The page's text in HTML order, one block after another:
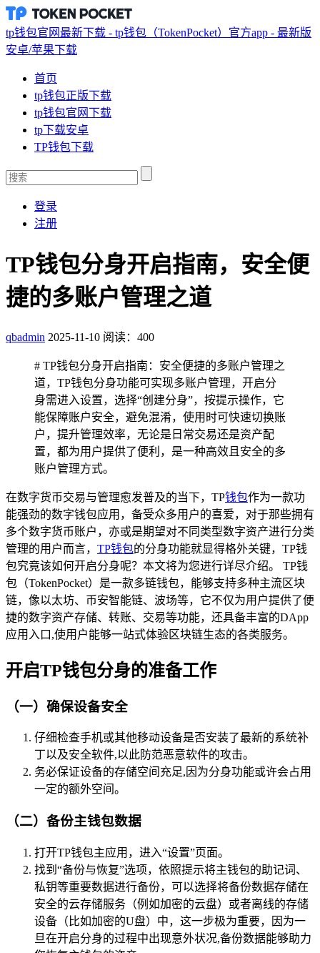
tp钱包官网最新下载 - tp钱包（TokenPocket）官方app - 最新版
安卓/苹果下载
首页
tp钱包正版下载
tp钱包官网下载
tp下载安卓
TP钱包下载
登录
注册
TP钱包分身开启指南，安全便
捷的多账户管理之道
qbadmin 2025-11-10 阅读：400
# TP钱包分身开启指南：安全便捷的多账户管理之
道，TP钱包分身功能可实现多账户管理，开启分
身需进入设置，选择“创建分身”，按提示操作，它
能保障账户安全，避免混淆，使用时可快速切换账
户，提升管理效率，无论是日常交易还是资产配
置，都为用户提供了便利，是一种高效且安全的多
账户管理方式。
在数字货币交易与管理愈发普及的当下，TP钱包作为一款功
能强劲的数字钱包应用，备受众多用户的喜爱，对于那些拥有
多个数字货币账户，亦或是期望对不同类型数字资产进行分类
管理的用户而言， TP钱包的分身功能就显得格外关键，TP钱
包究竟该如何开启分身呢？本文将为您进行详尽介绍。 TP钱
包（TokenPocket）是一款多链钱包，能够支持多种主流区块
链，像以太坊、币安智能链、波场等，它不仅为用户提供了便
捷的数字资产存储、转账、交易等功能，还具备丰富的DApp
应用入口,使用户能够一站式体验区块链生态的各类服务。
开启TP钱包分身的准备工作
（一）确保设备安全
仔细检查手机或其他移动设备是否安装了最新的系统补
丁以及安全软件,以此防范恶意软件的攻击。
务必保证设备的存储空间充足,因为分身功能或许会占用
一定的额外空间。
（二）备份主钱包数据
打开TP钱包主应用，进入“设置”页面。
找到“备份与恢复”选项，依照提示将主钱包的助记词、
私钥等重要数据进行备份，可以选择将备份数据存储在
安全的云存储服务（例如加密的云盘）或者离线的存储
设备（比如加密的U盘）中，这一步极为重要，因为一
旦在开启分身的过程中出现意外状况,备份数据能够助力